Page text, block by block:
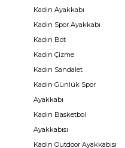
Kadın Ayakkabı
Kadın Spor Ayakkabı
Kadın Bot
Kadın Çizme
Kadın Sandalet
Kadın Günlük Spor
Ayakkabı
Kadın Basketbol
Ayakkabısı
Kadın Outdoor Ayakkabısı